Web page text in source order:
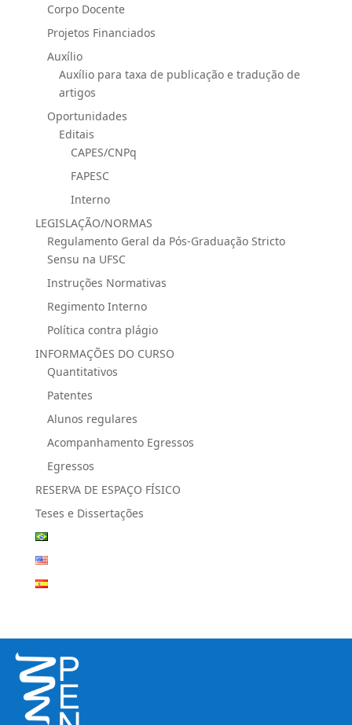
Corpo Docente
Projetos Financiados
Auxílio
Auxílio para taxa de publicação e tradução de
artigos
Oportunidades
Editais
CAPES/CNPq
FAPESC
Interno
LEGISLAÇÃO/NORMAS
Regulamento Geral da Pós-Graduação Stricto
Sensu na UFSC
Instruções Normativas
Regimento Interno
Política contra plágio
INFORMAÇÕES DO CURSO
Quantitativos
Patentes
Alunos regulares
Acompanhamento Egressos
Egressos
RESERVA DE ESPAÇO FÍSICO
Teses e Dissertações